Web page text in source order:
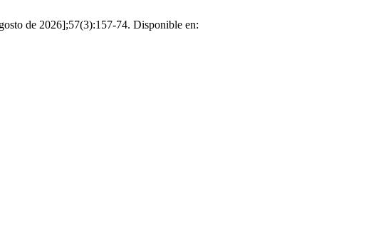
de 2026];57(3):157-74. Disponible en: